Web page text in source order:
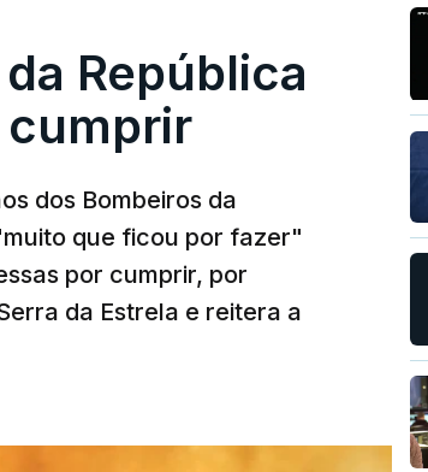
República
dos Bombeiros da
que ficou por fazer"
por cumprir, por
da Estrela e reitera a